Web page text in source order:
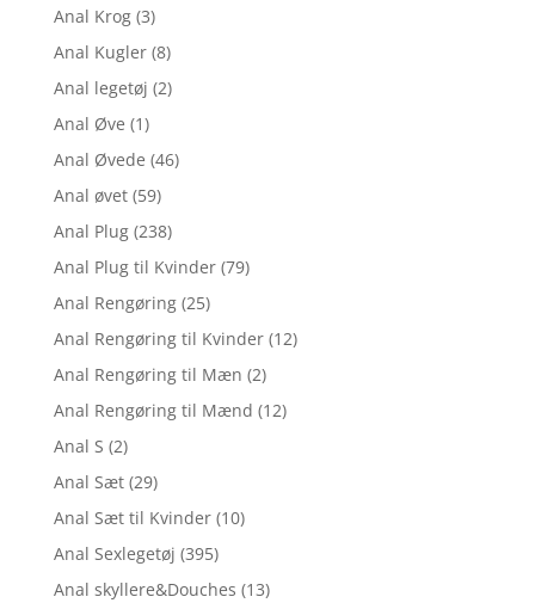
Anal Krog (3)
Anal Kugler (8)
Anal legetøj (2)
Anal Øve (1)
Anal Øvede (46)
Anal øvet (59)
Anal Plug (238)
Anal Plug til Kvinder (79)
Anal Rengøring (25)
Anal Rengøring til Kvinder (12)
Anal Rengøring til Mæn (2)
Anal Rengøring til Mænd (12)
Anal S (2)
Anal Sæt (29)
Anal Sæt til Kvinder (10)
Anal Sexlegetøj (395)
Anal skyllere&Douches (13)